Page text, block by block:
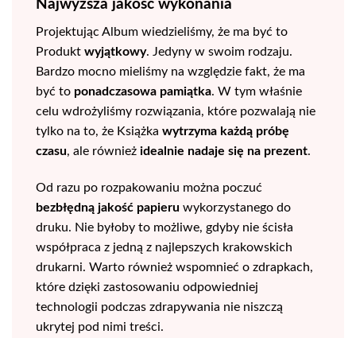
Najwyższa jakość wykonania
Projektując Album wiedzieliśmy, że ma być to
Produkt wyjątkowy. Jedyny w swoim rodzaju.
Bardzo mocno mieliśmy na względzie fakt, że ma
być to ponadczasowa pamiątka. W tym właśnie
celu wdrożyliśmy rozwiązania, które pozwalają nie
tylko na to, że Książka wytrzyma każdą próbę
czasu, ale również idealnie nadaje się na prezent.
Od razu po rozpakowaniu można poczuć
bezbłędną jakość papieru wykorzystanego do
druku. Nie byłoby to możliwe, gdyby nie ścisła
współpraca z jedną z najlepszych krakowskich
drukarni. Warto również wspomnieć o zdrapkach,
które dzięki zastosowaniu odpowiedniej
technologii podczas zdrapywania nie niszczą
ukrytej pod nimi treści.